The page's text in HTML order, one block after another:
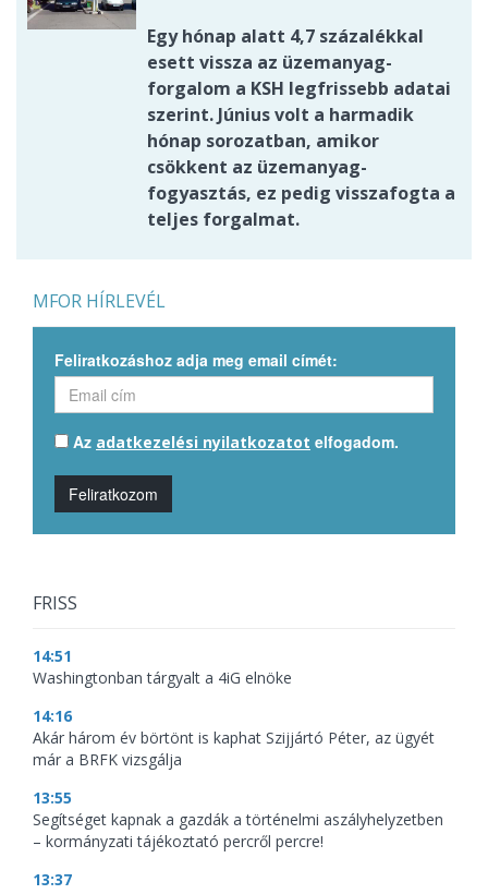
Egy hónap alatt 4,7 százalékkal
esett vissza az üzemanyag-
forgalom a KSH legfrissebb adatai
szerint. Június volt a harmadik
hónap sorozatban, amikor
csökkent az üzemanyag-
fogyasztás, ez pedig visszafogta a
teljes forgalmat.
MFOR HÍRLEVÉL
Feliratkozáshoz adja meg email címét:
Az adatkezelési nyilatkozatot elfogadom.
Feliratkozom
FRISS
14:51
Washingtonban tárgyalt a 4iG elnöke
14:16
Akár három év börtönt is kaphat Szijjártó Péter, az ügyét
már a BRFK vizsgálja
13:55
Segítséget kapnak a gazdák a történelmi aszályhelyzetben
– kormányzati tájékoztató percről percre!
13:37